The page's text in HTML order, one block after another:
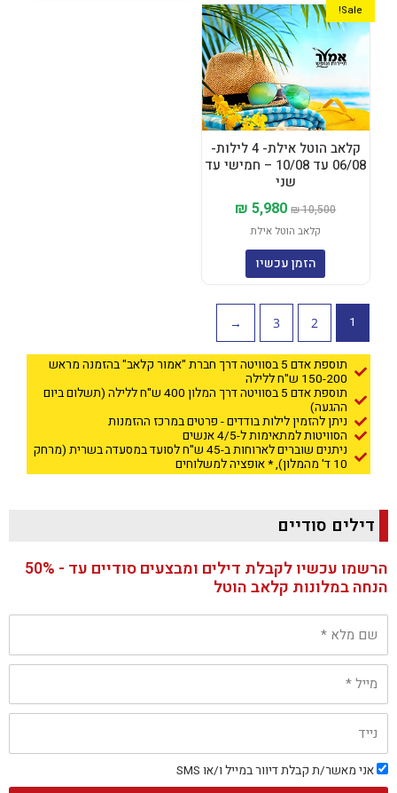
Sale!
קלאב הוטל אילת- 4 לילות-
06/08 עד 10/08 – חמישי עד
שני
₪10,500
המחיר
המקורי
היה:
₪ 10,500.
₪ 5,980
המחיר
הנוכחי
הוא:
₪ 5,980.
קלאב הוטל אילת
הזמן עכשיו
1
2
3
←
תוספת אדם 5 בסוויטה דרך חברת "אמור קלאב" בהזמנה מראש
150-200 ש"ח ללילה
תוספת אדם 5 בסוויטה דרך המלון 400 ש"ח ללילה (תשלום ביום
ההגעה)
ניתן להזמין לילות בודדים - פרטים במרכז ההזמנות
הסוויטות למתאימות ל-4/5 אנשים
ניתנים שוברים לארוחות ב-45 ש"ח לסועד במסעדה בשרית (מרחק
10 ד' מהמלון), * אופציה למשלוחים​
דילים סודיים
הרשמו עכשיו לקבלת דילים ומבצעים סודיים עד - 50%
הנחה במלונות קלאב הוטל
ש
ל
מ
לנ
ד
א
נ
אני מאשר/ת קבלת דיוור במייל ו/או SMS